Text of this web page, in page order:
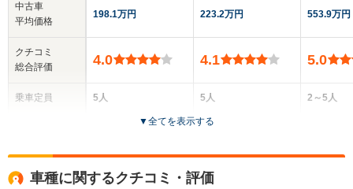
中古車
平均価格
クチコミ
総合評価
乗車定員
198.1万円
4.0
5人
全高
1.44m
223.2万円
4.1
5人
5ドア
553.9万円
5.0
2～5人
▼全てを表示する
車種に関するクチコミ・評価